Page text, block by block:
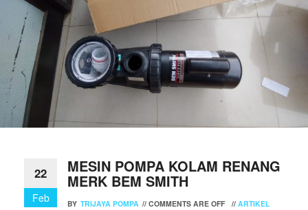
22
Feb
MESIN POMPA KOLAM RENANG
MERK BEM SMITH
BY TRIJAYA POMPA // COMMENTS ARE OFF // ARTIKEL